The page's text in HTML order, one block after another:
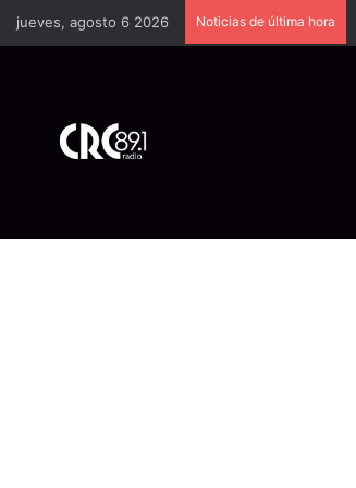
jueves, agosto 6 2026 Noticias de última hora